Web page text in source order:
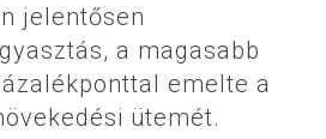
jelentősen
a magasabb
emelte a
ütemét.